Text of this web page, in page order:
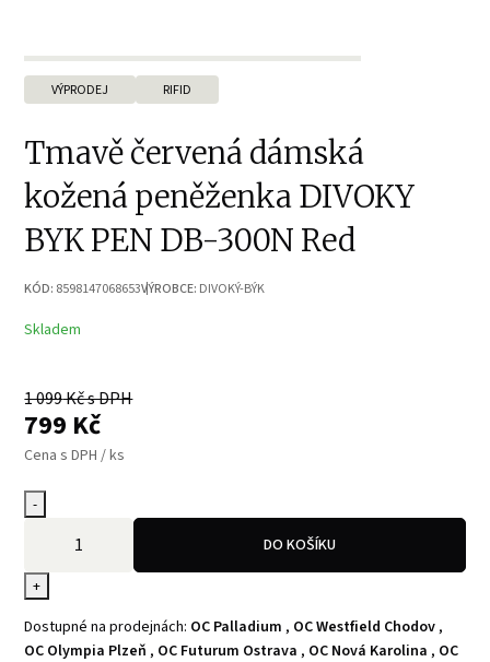
VÝPRODEJ RIFID
Tmavě červená dámská
kožená peněženka DIVOKY
BYK PEN DB-300N Red
KÓD: 8598147068653VÝROBCE: DIVOKÝ-BÝK
Skladem
1 099Kč s DPH
799 Kč
Cena s DPH / ks
-
+
DO KOŠÍKU
Dostupné na prodejnách: OC Palladium , OC Westfield Chodov ,
OC Olympia Plzeň , OC Futurum Ostrava , OC Nová Karolina , OC